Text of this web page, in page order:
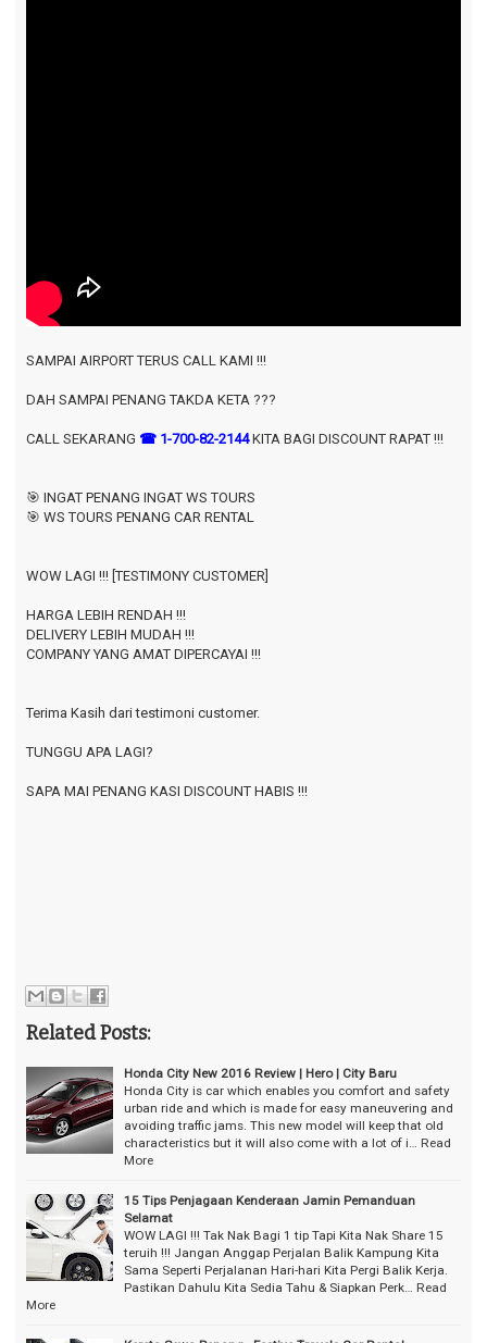
SAMPAI AIRPORT TERUS CALL KAMI !!!
DAH SAMPAI PENANG TAKDA KETA ???
CALL SEKARANG ☎ 1-700-82-2144KITA BAGI DISCOUNT RAPAT !!!
🎯 INGAT PENANG INGAT WS TOURS
🎯 WS TOURS PENANG CAR RENTAL
WOW LAGI !!! [TESTIMONY CUSTOMER]
HARGA LEBIH RENDAH !!!
DELIVERY LEBIH MUDAH !!!
COMPANY YANG AMAT DIPERCAYAI !!!
Terima Kasih dari testimoni customer.
TUNGGU APA LAGI?
SAPA MAI PENANG KASI DISCOUNT HABIS !!!
Related Posts:
Honda City New 2016 Review | Hero | City Baru
Honda City is car which enables you comfort and safety
urban ride and which is made for easy maneuvering and
avoiding traffic jams. This new model will keep that old
characteristics but it will also come with a lot of i…
Read
More
15 Tips Penjagaan Kenderaan Jamin Pemanduan
Selamat
WOW LAGI !!! Tak Nak Bagi 1 tip Tapi Kita Nak Share 15
teruih !!! Jangan Anggap Perjalan Balik Kampung Kita
Sama Seperti Perjalanan Hari-hari Kita Pergi Balik Kerja.
Pastikan Dahulu Kita Sedia Tahu & Siapkan Perk…
Read
More